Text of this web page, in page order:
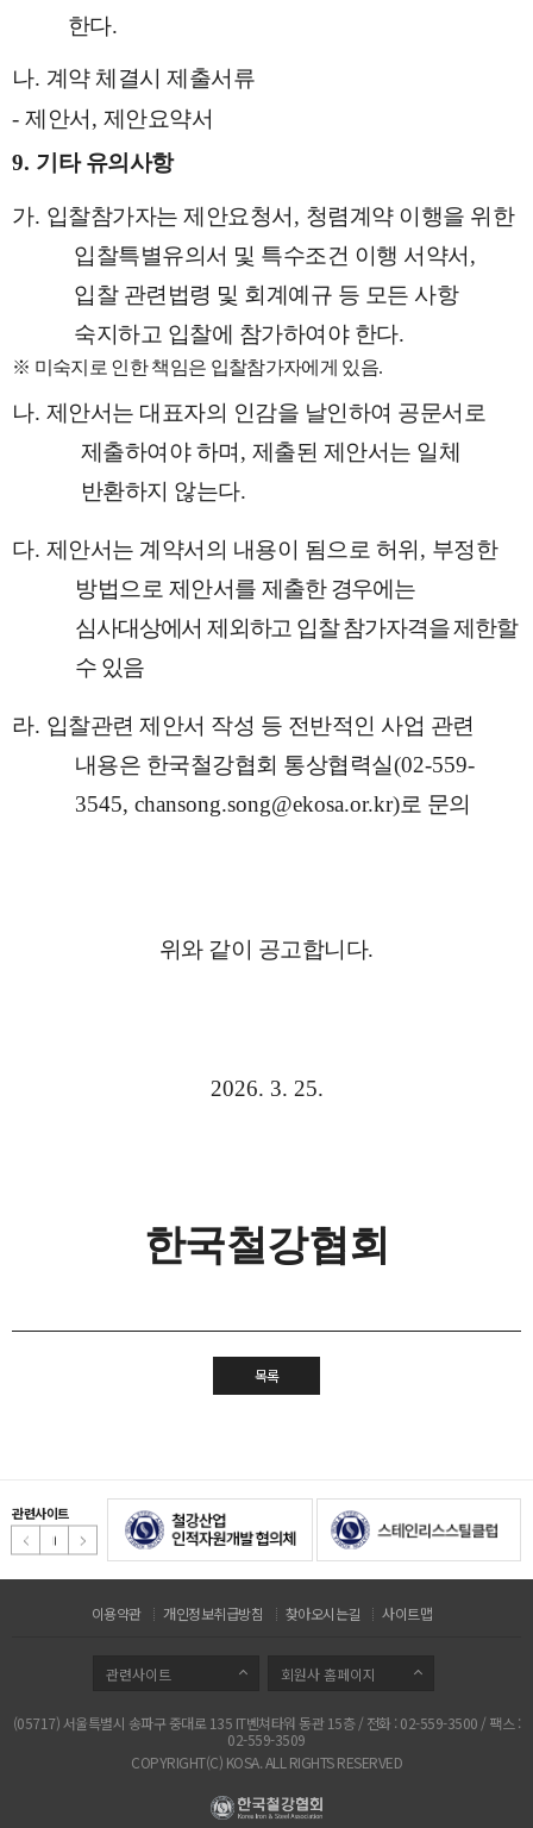
한다.
나. 계약 체결시 제출서류
- 제안서 , 제안요약서
9. 기타 유의사항
가. 입찰참가자는 제안요청서 , 청렴계약 이행을 위한
입찰특별유의서 및 특수조건 이행 서약서 ,
입찰 관련법령 및 회계예규 등 모든 사항
숙지하고 입찰에 참가하여야 한다.
※ 미숙지로 인한 책임은 입찰참가자에게 있음.
나. 제안서는 대표자의 인감을 날인하여 공문서로
제출하여야 하며 , 제출된 제안서는 일체
반환하지 않는다.
다. 제안서는 계약서의 내용이 됨으로 허위 , 부정한
방법으로 제안서를제출한 경우에는
심사대상에서 제외하고 입찰 참가자격을 제한할
수 있음
라. 입찰관련 제안서 작성 등 전반적인 사업 관련
내용은 한국철강협회 통상협력실(02-559-
3545, chansong.song@ekosa.or.kr)로 문의
위와 같이 공고합니다.
2026. 3. 25.
한국철강협회
목록
관련사이트
이용약관 개인정보취급방침 찾아오시는길 사이트맵
관련사이트 회원사 홈페이지
(05717) 서울특별시 송파구 중대로 135 IT벤쳐타워 동관 15층 / 전화 : 02-559-3500 / 팩스 :
02-559-3509
COPYRIGHT(C) KOSA. ALL RIGHTS RESERVED